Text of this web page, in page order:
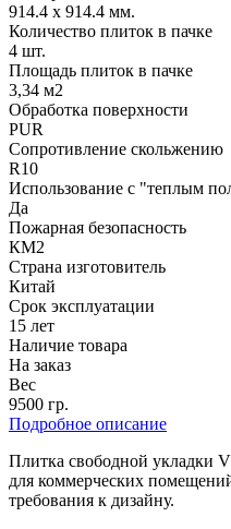
914.4 х 914.4 мм.
Количество плиток в пачке
4 шт.
Площадь плиток в пачке
3,34 м2
Обработка поверхности
PUR
Сопротивление скольжению
R10
Использование с "теплым
Да
Пожарная безопасность
КМ2
Страна изготовитель
Китай
Срок эксплуатации
15 лет
Наличие товара
На заказ
Вес
9500 гр.
Подробное описание
Плитка свободной укладки
для коммерческих
требования к дизайну.